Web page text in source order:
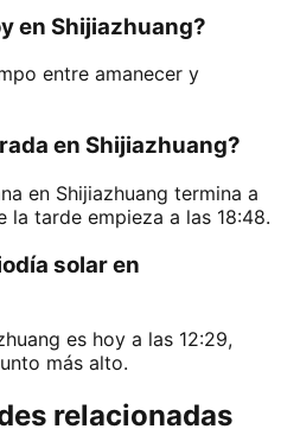
en Shijiazhuang?
entre amanecer y
en Shijiazhuang?
en Shijiazhuang termina a
la tarde empieza a las 18:48.
solar en
es hoy a las 12:29,
más alto.
relacionadas